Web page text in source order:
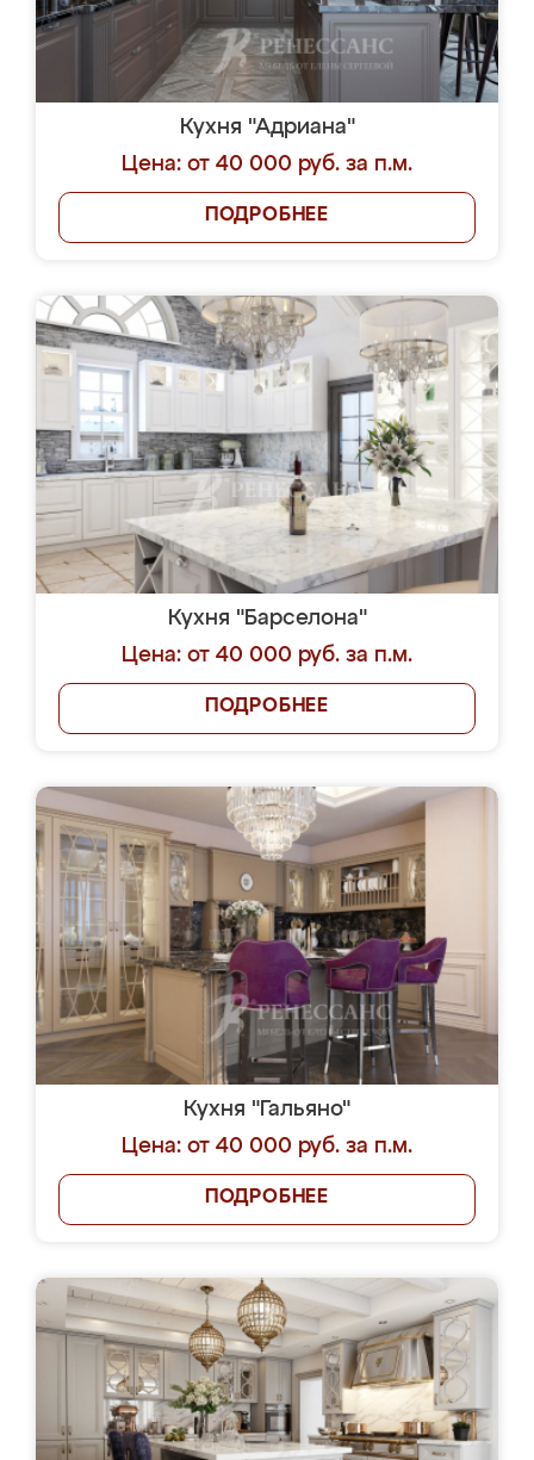
Кухня "Адриана"
Цена: от 40 000 руб. за п.м.
ПОДРОБНЕЕ
Кухня "Барселона"
Цена: от 40 000 руб. за п.м.
ПОДРОБНЕЕ
Кухня "Гальяно"
Цена: от 40 000 руб. за п.м.
ПОДРОБНЕЕ